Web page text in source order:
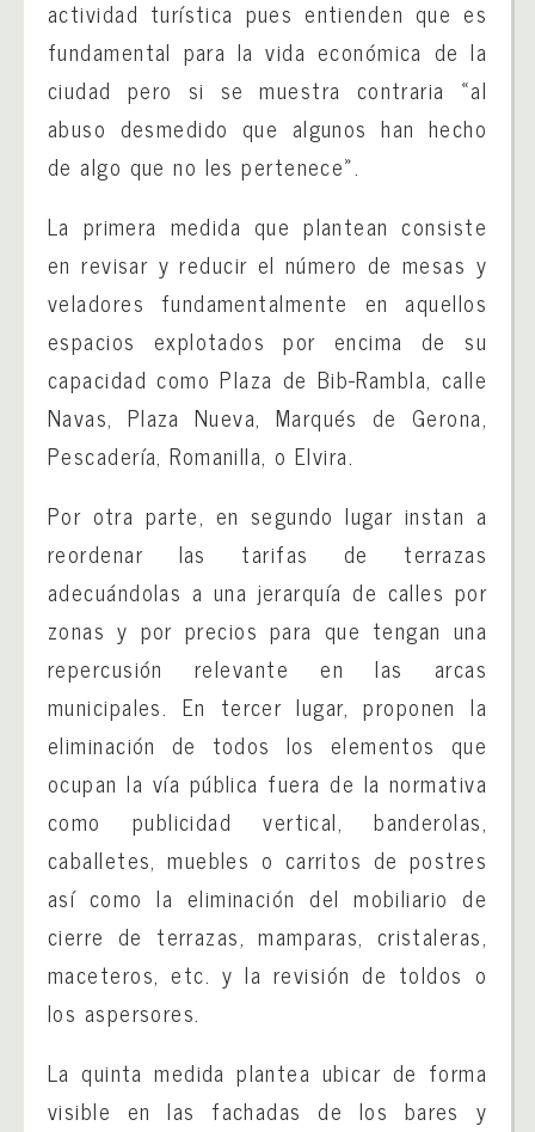
actividad turística pues entienden que es
fundamental para la vida económica de la
ciudad pero si se muestra contraria «al
abuso desmedido que algunos han hecho
de algo que no les pertenece».
La primera medida que plantean consiste
en revisar y reducir el número de mesas y
veladores fundamentalmente en aquellos
espacios explotados por encima de su
capacidad como Plaza de Bib-Rambla, calle
Navas, Plaza Nueva, Marqués de Gerona,
Pescadería, Romanilla, o Elvira.
Por otra parte, en segundo lugar instan a
reordenar las tarifas de terrazas
adecuándolas a una jerarquía de calles por
zonas y por precios para que tengan una
repercusión relevante en las arcas
municipales. En tercer lugar, proponen la
eliminación de todos los elementos que
ocupan la vía pública fuera de la normativa
como publicidad vertical, banderolas,
caballetes, muebles o carritos de postres
así como la eliminación del mobiliario de
cierre de terrazas, mamparas, cristaleras,
maceteros, etc. y la revisión de toldos o
los aspersores.
La quinta medida plantea ubicar de forma
visible en las fachadas de los bares y